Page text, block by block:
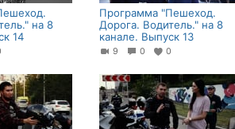
на 8
14
Программа "Пешеход.
Дорога. Водитель." на 8
канале. Выпуск 13
9 0 0